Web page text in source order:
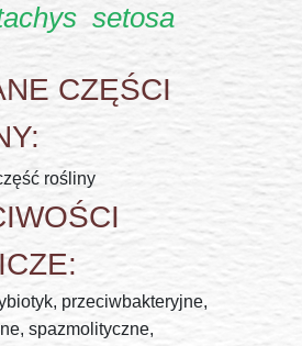
setosa
CZĘŚCI
rośliny
przeciwbakteryjne,
spazmolityczne,